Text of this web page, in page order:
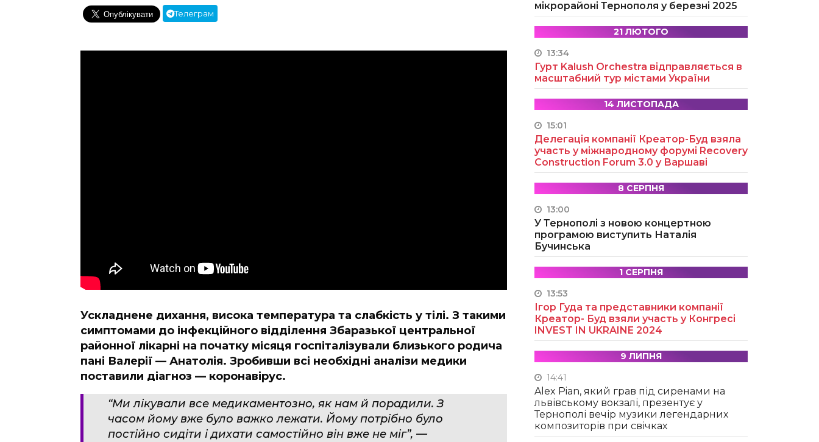
Телеграм
Ускладнене дихання, висока температура та слабкість у тілі. З такими
симптомами до інфекційного відділення Збаразької центральної
районної лікарні на початку місяця госпіталізували близького родича
пані Валерії — Анатолія. Зробивши всі необхідні аналізи медики
поставили діагноз — коронавірус.
“Ми лікували все медикаментозно, як нам й порадили. З
часом йому вже було важко лежати. Йому потрібно було
постійно сидіти і дихати самостійно він вже не міг”, —
мікрорайоні Тернополя у березні 2025
21 ЛЮТОГО
13:34
Гурт Kalush Orchestra відправляється в
масштабний тур містами України
14 ЛИСТОПАДА
15:01
Делегація компанії Креатор-Буд взяла
участь у міжнародному форумі Recovery
Construction Forum 3.0 у Варшаві
8 СЕРПНЯ
13:00
У Тернополі з новою концертною
програмою виступить Наталія
Бучинська
1 СЕРПНЯ
13:53
Ігор Гуда та представники компанії
Креатор- Буд взяли участь у Конгресі
INVEST IN UKRAINE 2024
9 ЛИПНЯ
14:41
Alex Pian, який грав під сиренами на
львівському вокзалі, презентує у
Тернополі вечір музики легендарних
композиторів при свічках